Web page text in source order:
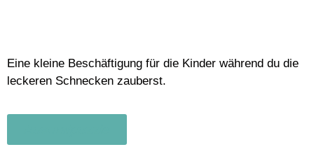
Eine kleine Beschäftigung für die Kinder während du die
leckeren Schnecken zauberst.